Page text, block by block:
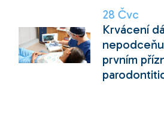
28 Čvc
Krvácení
prvním